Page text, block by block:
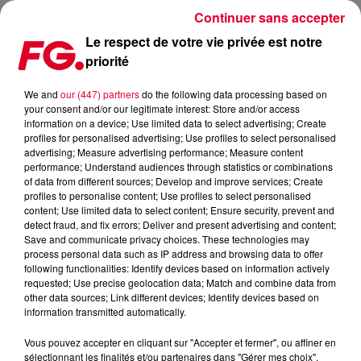
VOS ÉCRANS DÉCRYPTÉS
Publié : 3 octobre 2018 à 18h50 par La rédaction
Le respect de votre vie privée est notre
priorité
We and our (447) partnersdo the following data processing based on
your consent and/or our legitimate interest: Store and/or access
information on a device; Use limited data to select advertising; Create
profiles for personalised advertising; Use profiles to select personalised
advertising; Measure advertising performance; Measure content
performance; Understand audiences through statistics or combinations
of data from different sources; Develop and improve services; Create
profiles to personalise content; Use profiles to select personalised
content; Use limited data to select content; Ensure security, prevent and
detect fraud, and fix errors; Deliver and present advertising and content;
Save and communicate privacy choices. These technologies may
process personal data such as IP address and browsing data to offer
following functionalities: Identify devices based on information actively
requested; Use precise geolocation data; Match and combine data from
other data sources; Link different devices; Identify devices based on
information transmitted automatically.
Vous pouvez accepter en cliquant sur "Accepter et fermer", ou affiner en
sélectionnant les finalités et/ou partenaires dans "Gérer mes choix".
Continuer sans accepter